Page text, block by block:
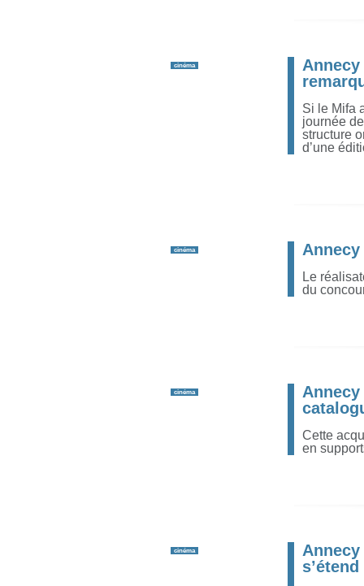
cinéma
Si le Mifa
journée
structure
d’une
cinéma
Le
du
cinéma
Cette
en
cinéma
Annecy